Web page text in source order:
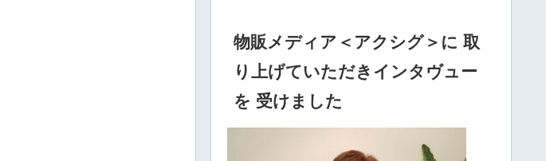
物販メディア＜アクシグ＞に 取
り上げていただきインタヴュー
を 受けました